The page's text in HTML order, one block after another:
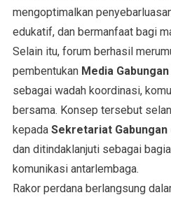
mengoptimalkan
edukatif, dan bermanfaat bagi
Selain itu, forum berhasil
pembentukan Media
sebagai wadah koordinasi,
bersama. Konsep tersebut
kepada Sekretariat Gabungan
dan ditindaklanjuti sebagai
komunikasi antarlembaga.
Rakor perdana berlangsung